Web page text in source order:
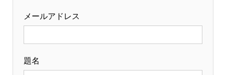
メールアドレス
題名